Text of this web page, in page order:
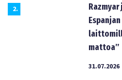
2.
mattoa”
31.07.2026